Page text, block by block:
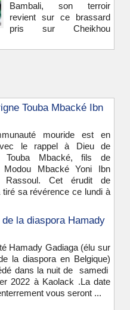
Bambali, son terroir
revient sur ce brassard
pris sur Cheikhou
Touba Mbacké Ibn
mouride est en
le rappel à Dieu de
Touba Mbacké, fils de
Modou Mbacké Yoni Ibn
Rassoul. Cet érudit de
tiré sa révérence ce lundi à
la diaspora Hamady
Hamady Gadiaga (élu sur
la diaspora en Belgique)
dans la nuit de samedi
2022 à Kaolack .La date
vous seront ...